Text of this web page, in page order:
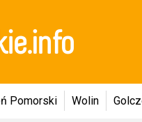
Pomorski Wolin